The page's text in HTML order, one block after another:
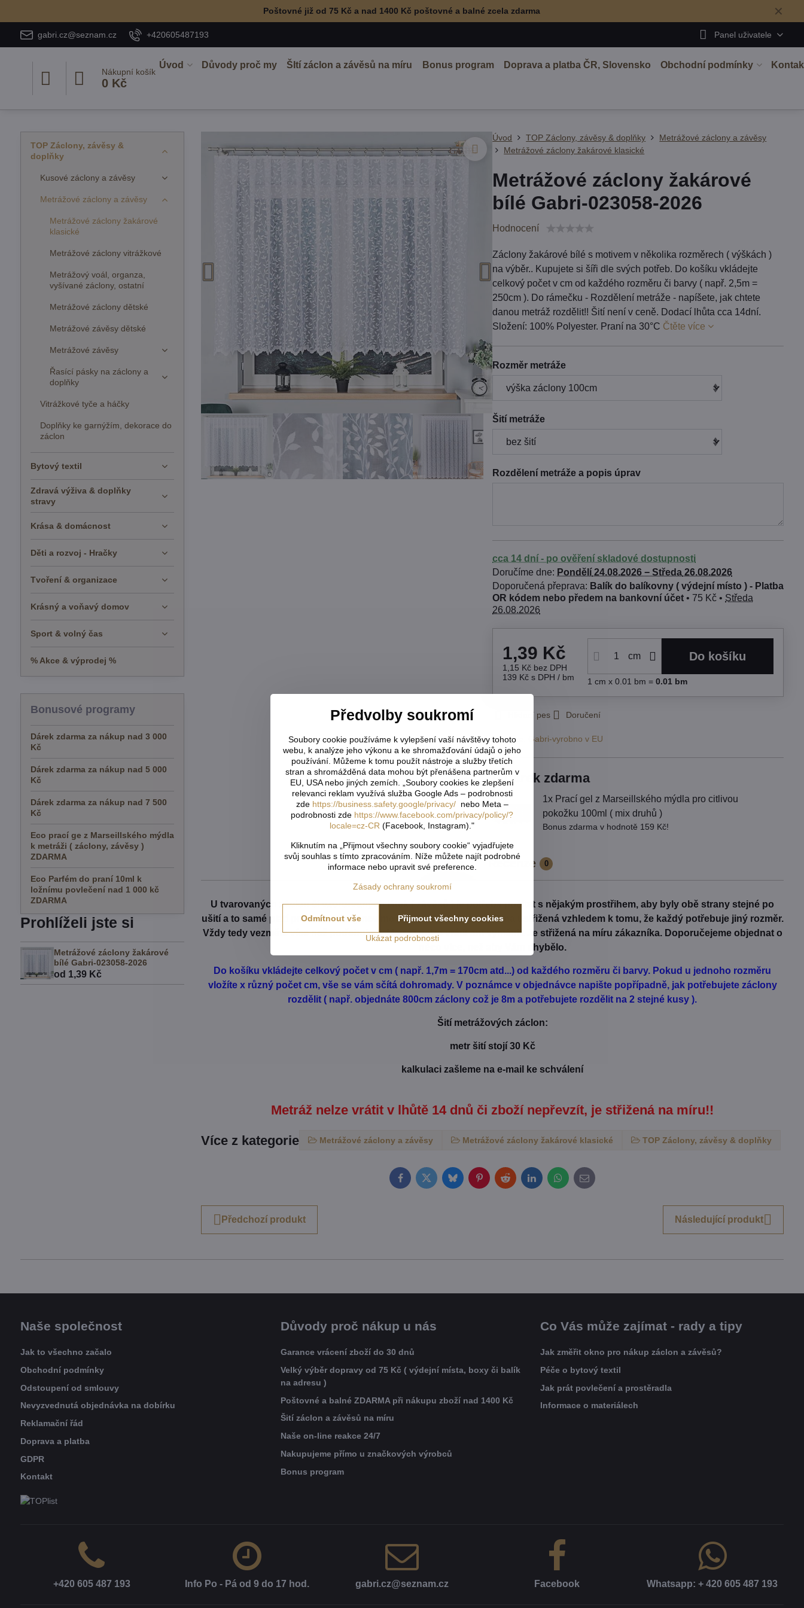
✕
Poštovné již od 75 Kč a nad 1400 Kč poštovné a balné zcela zdarma
gabri.cz@seznam.cz +420605487193 Panel uživatele
Nákupní košík
0 Kč
Úvod Důvody proč my ŠItí záclon a závěsů na míru Bonus program Doprava a platba ČR, Slovensko Obchodní podmínky
Úvod TOP Záclony, závěsy & doplňky
Metrážové záclony a závěsy
Metrážové záclony žakárové klasické
Metrážové záclony žakárové
bílé Gabri-023058-2026
Hodnocení
Záclony žakárové bílé s motivem v několika rozměrech ( výškách )
na výběr.. Kupujete si šíři dle svých potřeb. Do košíku vkládejte
celkový počet v cm od každého rozměru či barvy ( např. 2,5m =
250cm ). Do rámečku - Rozdělení metráže - napíšete, jak chtete
danou metráž rozdělit!! Šití není v ceně. Dodací lhůta cca 14dní.
Složení: 100% Polyester. Praní na 30°C Čtěte více
Rozměr metráže
Šití metráže
Rozdělení metráže a popis úprav
cca 14 dní - po ověření skladové dostupnosti
Doručíme dne: Pondělí 24.08.2026 −Středa 26.08.2026
Balík do balíkovny ( výdejní místo ) - Platba
OR kódem nebo předem na bankovní účet• 75 Kč • Středa
26.08.2026
1,39 Kč
1,15 Kč bez DPH
139 Kč s DPH / bm
cm Do košíku
1 cm x 0.01 bm = 0.01 bm
Hlídací pes Doručení
Výrobce: Gabri-vyrobno v EU
Dárek zdarma
1x Prací gel z Marseillského mýdla pro citlivou
pokožku 100ml ( mix druhů )
Bonus zdarma v hodnotě 159 Kč!
Popis Recenze 0
U tvarovaných záclon čí vzororvaných látek ( závěsů ) je potřeba počítat s nějakým prostřihem, aby byly obě strany stejné po
ušití a to samé platí pro vzor. Nikdy nevíme předem, jak přijde záclona ustřižená vzhledem k tomu, že každý potřebuje jiný rozměr.
Vždy tedy vezměte více než potřebujete. Metráž nelze vrátit ani vyměnit. Je střižená na míru zákazníka. Doporučejeme objednat o
něco více, než aby Vám chybělo.
Do košíku vkládejte celkový počet v cm ( např. 1,7m = 170cm atd...) od každého rozměru či barvy. Pokud u jednoho rozměru
vložíte x různý počet cm, vše se vám sčítá dohromady. V poznámce v objednávce napište popřípadně, jak potřebujete záclony
rozdělit ( např. objednáte 800cm záclony což je 8m a potřebujete rozdělit na 2 stejné kusy ).
Šití metrážových záclon:
metr šití stojí 30 Kč
kalkulaci zašleme na e-mail ke schválení
Metráž nelze vrátit v lhůtě 14 dnů či zboží nepřevzít, je střižená na míru!!
Více z kategorie Metrážové záclony a závěsy Metrážové záclony žakárové klasické TOP Záclony, závěsy & doplňky
FacebookTwitterBlueskyPinterestRedditLinkedInWhatsApp
E-
mail
Předchozí produkt Následující produkt
TOP Záclony, závěsy &
doplňky
Kusové záclony a závěsy
Metrážové záclony a závěsy
Metrážové záclony žakárové
klasické
Metrážové záclony vitrážkové
Metrážový voál, organza,
vyšívané záclony, ostatní
Metrážové záclony dětské
Metrážové závěsy dětské
Metrážové závěsy
Řasící pásky na záclony a
doplňky
Vitrážkové tyče a háčky
Doplňky ke garnýžím, dekorace do
záclon
Bytový textil
Zdravá výživa & doplňky
stravy
Krása & domácnost
Děti a rozvoj - Hračky
Tvoření & organizace
Krásný a voňavý domov
Sport & volný čas
% Akce & výprodej %
Bonusové programy
Dárek zdarma za nákup nad 3 000
Kč
Dárek zdarma za nákup nad 5 000
Kč
Dárek zdarma za nákup nad 7 500
Kč
Eco prací ge z Marseillského mýdla
k metráži ( záclony, závěsy )
ZDARMA
Eco Parfém do praní 10ml k
ložnímu povlečení nad 1 000 kč
ZDARMA
Prohlíželi jste si
Metrážové záclony žakárové
bílé Gabri-023058-2026
od 1,39 Kč
Naše společnost
Jak to všechno začalo
Obchodní podmínky
Odstoupení od smlouvy
Nevyzvednutá objednávka na dobírku
Reklamační řád
Doprava a platba
GDPR
Kontakt
Důvody proč nákup u nás
Garance vrácení zboží do 30 dnů
Velký výběr dopravy od 75 Kč ( výdejní místa, boxy či balík
na adresu )
Poštovné a balné ZDARMA při nákupu zboží nad 1400 Kč
Šití záclon a závěsů na míru
Naše on-line reakce 24/7
Nakupujeme přímo u značkových výrobců
Bonus program
Co Vás může zajímat - rady a tipy
Jak změřit okno pro nákup záclon a závěsů?
Péče o bytový textil
Jak prát povlečení a prostěradla
Informace o materiálech
+420 605 487 193 Info Po - Pá od 9 do 17 hod​. gabri​.cz​@seznam​.cz Facebook Whatsapp: + 420 605 487 193
Předvolby soukromí
Soubory cookie používáme k vylepšení vaší návštěvy tohoto
webu, k analýze jeho výkonu a ke shromažďování údajů o jeho
používání. Můžeme k tomu použít nástroje a služby třetích
stran a shromážděná data mohou být přenášena partnerům v
EU, USA nebo jiných zemích. „Soubory cookies ke zlepšení
relevanci reklam využívá služba Google Ads – podrobnosti
zde https://business.safety.google/privacy/nebo Meta –
podrobnosti zde https://www.facebook.com/privacy/policy/?
locale=cz-CR (Facebook, Instagram)."
Kliknutím na „Přijmout všechny soubory cookie“ vyjadřujete
svůj souhlas s tímto zpracováním. Níže můžete najít podrobné
informace nebo upravit své preference.
Zásady ochrany soukromí
Ukázat podrobnosti
Přijmout všechny cookies
Odmítnout vše